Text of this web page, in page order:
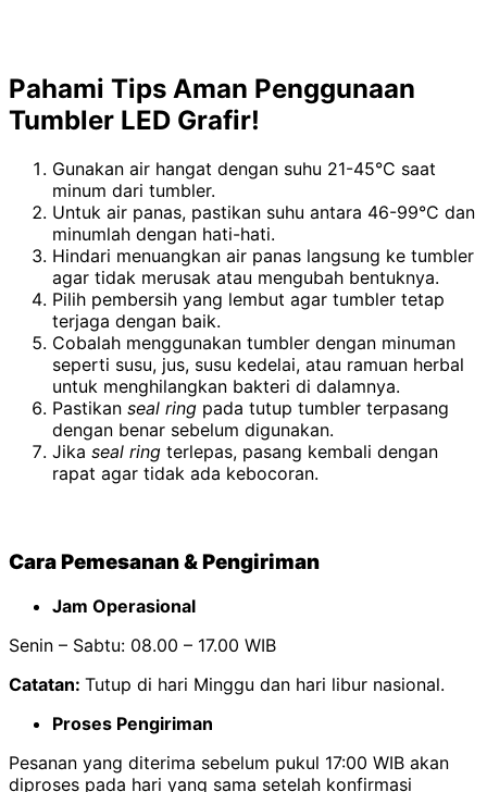
Pahami Tips Aman Penggunaan
Tumbler LED Grafir!
Gunakan air hangat dengan suhu 21-45°C saat
minum dari tumbler.
Untuk air panas, pastikan suhu antara 46-99°C dan
minumlah dengan hati-hati.
Hindari menuangkan air panas langsung ke tumbler
agar tidak merusak atau mengubah bentuknya.
Pilih pembersih yang lembut agar tumbler tetap
terjaga dengan baik.
Cobalah menggunakan tumbler dengan minuman
seperti susu, jus, susu kedelai, atau ramuan herbal
untuk menghilangkan bakteri di dalamnya.
Pastikan seal ring pada tutup tumbler terpasang
dengan benar sebelum digunakan.
Jika seal ring terlepas, pasang kembali dengan
rapat agar tidak ada kebocoran.
Cara Pemesanan & Pengiriman
Jam Operasional
Senin – Sabtu: 08.00 – 17.00 WIB
Catatan: Tutup di hari Minggu dan hari libur nasional.
Proses Pengiriman
Pesanan yang diterima sebelum pukul 17:00 WIB akan
diproses pada hari yang sama setelah konfirmasi